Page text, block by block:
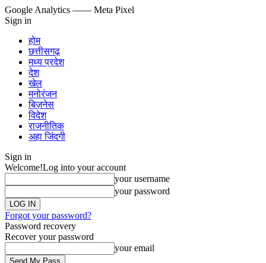
Google Analytics —— Meta Pixel
Sign in
होम
छत्तीसगढ़
मध्य प्रदेश
देश
खेल
मनोरंजन
बिज़नेस
विदेश
राजनीतिक
अहा जिंदगी
Sign in
Welcome!Log into your account
your username
your password
Forgot your password?
Password recovery
Recover your password
your email